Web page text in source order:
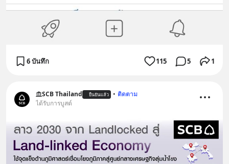
6 บันทึก 115 5 1
SCB Thailand ยืนยันแล้ว • ติดตาม
ได้รับการบูสต์